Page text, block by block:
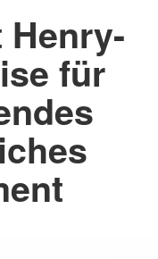
Henry-
für